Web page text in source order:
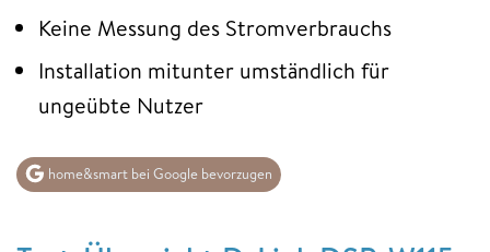
Keine Messung des Stromverbrauchs
Installation mitunter umständlich für
ungeübte Nutzer
home&smart bei Google bevorzugen